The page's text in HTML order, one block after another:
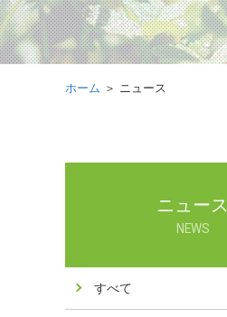
ホーム ＞ ニュース
ニュース
NEWS
すべて